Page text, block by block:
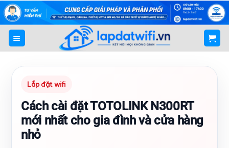
Bỏ
qua
nội
dung
Lắp đặt wifi
Cách cài đặt TOTOLINK N300RT
mới nhất cho gia đình và cửa hàng
nhỏ